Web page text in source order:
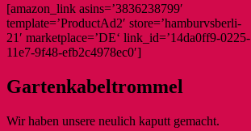
[amazon_link asins=’3836238799′
template=’ProductAd2′ store=’hamburvsberli-
21′ marketplace=’DE‘ link_id=’14da0ff9-0225-
11e7-9f48-efb2c4978ec0′]
Gartenkabeltrommel
Wir haben unsere neulich kaputt gemacht.